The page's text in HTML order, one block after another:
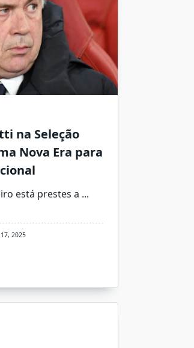
na Seleção
Nova Era para
está prestes a ...
2025